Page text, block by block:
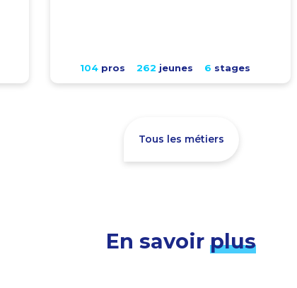
104pros 262 jeunes 6 stages
Tous les métiers
En savoir plus